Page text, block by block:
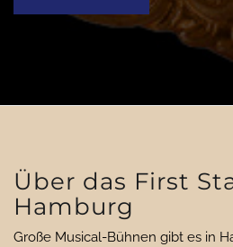
Über das First
Hamburg
Große Musical-Bühnen gibt es in